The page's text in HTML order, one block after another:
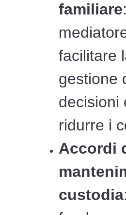
familiare
facilitare
gestione
decisioni
ridurre i
Accordi
custodia